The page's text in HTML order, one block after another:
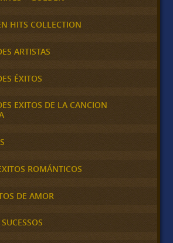
HITS COLLECTION
ARTISTAS
ÉXITOS
EXITOS DE LA CANCION
ROMÁNTICOS
DE AMOR